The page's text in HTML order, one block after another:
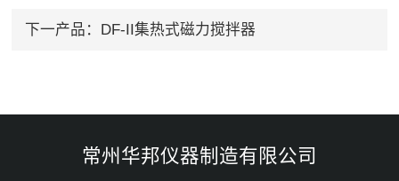
下一产品： DF-II集热式磁力搅拌器
常州华邦仪器制造有限公司